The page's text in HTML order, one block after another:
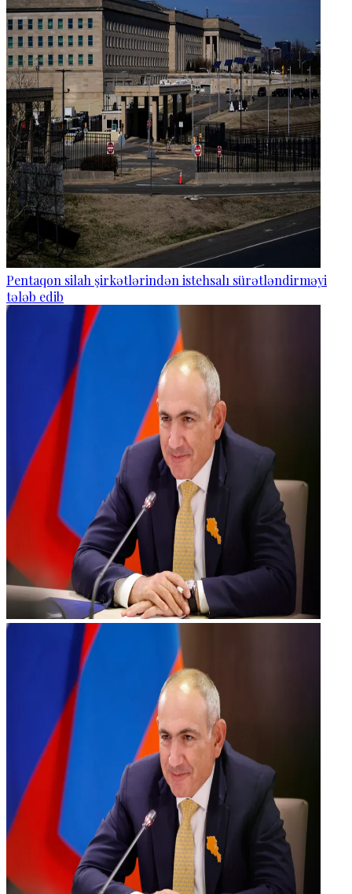
Pentaqon silah şirkətlərindən istehsalı sürətləndirməyi
tələb edib